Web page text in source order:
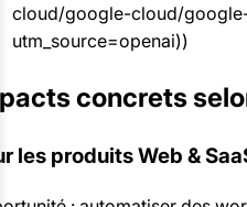
cloud/google-cloud/
utm_source=openai))
concrets
les produits Web &